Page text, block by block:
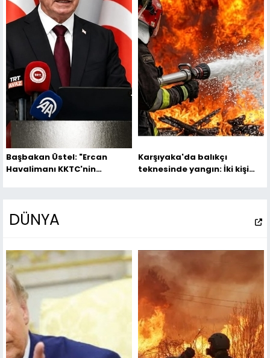
Başbakan Üstel: "Ercan
Havalimanı KKTC'nin
Karşıyaka'da balıkçı
teknesinde yangın: İki kişi
DÜNYA